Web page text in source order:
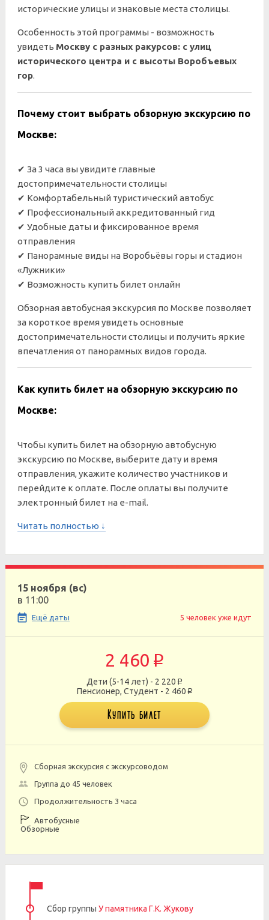
исторические улицы и знаковые места столицы.
Особенность этой программы - возможность
увидеть Москву с разных ракурсов: с улиц
исторического центра и с высоты Воробъевых
гор.
Почему стоит выбрать обзорную экскурсию по
Москве:
✔ За 3 часа вы увидите главные
достопримечательности столицы
✔ Комфортабельный туристический автобус
✔ Профессиональный аккредитованный гид
✔ Удобные даты и фиксированное время
отправления
✔ Панорамные виды на Воробьёвы горы и стадион
«Лужники»
✔ Возможность купить билет онлайн
Обзорная автобусная экскурсия по Москве позволяет
за короткое время увидеть основные
достопримечательности столицы и получить яркие
впечатления от панорамных видов города.
Как купить билет на обзорную экскурсию по
Москве:
Чтобы купить билет на обзорную автобусную
экскурсию по Москве, выберите дату и время
отправления, укажите количество участников и
перейдите к оплате. После оплаты вы получите
электронный билет на e-mail.
Читать полностью ↓
15 ноября (вс)
в 11:00
Ещё даты 5 человек уже идут
2 460 p
Дети (5-14 лет) - 2 220 p
Пенсионер, Студент - 2 460 p
Купить билет
Сборная экскурсия с экскурсоводом
Группа до 45 человек
Продолжительность 3 часа
Автобусные
Обзорные
Сбор группы У памятника Г.К. Жукову